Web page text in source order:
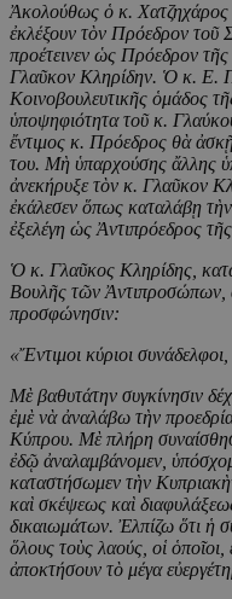
Ἀκολούθως ὁ κ. Χατζηχάρος
ἐκλέξουν τὸν Πρόεδρον τοῦ
προέτεινεν ὡς Πρόεδρον τῆ
Γλαῦκον Κληρίδην. Ὁ κ. Ε.
Κοινοβουλευτικῆς ὁμάδος τῆ
ὑποψηφιότητα τοῦκ.
ἔντιμος κ. Πρόεδρος θὰ ἀσκ
του. Μὴ ὑπαρχούσης ἄλλης ὑ
ἀνεκήρυξε τὸν κ. Γλαῦκον
ἐκάλεσεν ὅπως καταλάβῃ τὴ
ἐξελέγη ὡς Ἀντιπρόεδρος τῆ
Ὁ κ. Γλαῦκος Κληρίδης,
Βουλῆς τῶν Ἀντιπροσώπων,
προσφώνησιν:
«Ἔντιμοι κύριοι συνάδελφοι,
Μὲ βαθυτάτην συγκίνησιν
ἐμὲ νὰ ἀναλάβω τὴν
Κύπρου. Μὲ πλήρη
ἐδῷ ἀναλαμβάνομεν,
καταστήσωμεν τὴν
καὶ σκέψεως καὶ
δικαιωμάτων. Ἐλπίζω ὅτι ἡ
ὅλους τοὺς λαούς, οἱ
ἀποκτήσουν τὸ μέγα